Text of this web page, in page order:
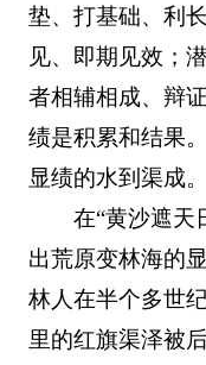
垫、打基础、利
见、即期见效；
者相辅相成、辩
绩是积累和结果
显绩的水到渠成。
在“黄沙遮天
出荒原变林海的
林人在半个多世
里的红旗渠泽被